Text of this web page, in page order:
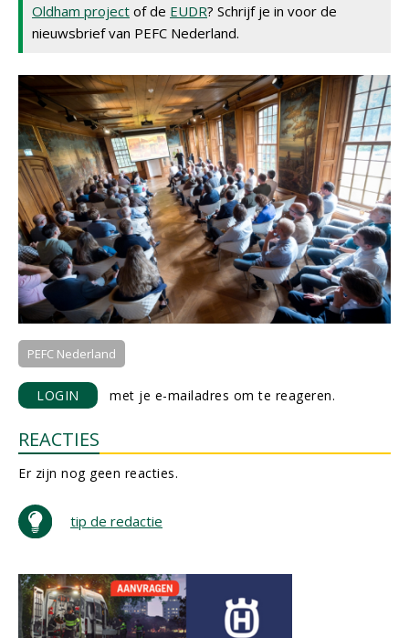
Oldham project of de EUDR? Schrijf je in voor de
nieuwsbrief van PEFC Nederland.
PEFC Nederland
LOGIN met je e-mailadres om te reageren.
REACTIES
Er zijn nog geen reacties.
tip de redactie